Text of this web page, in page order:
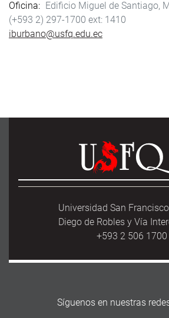
Oficina
Edificio Miguel de Santiago,
(+593 2) 297-1700
1410
iburbano@usfq.edu.ec
Universidad San
Diego de Robles y Vía
+593 2 506 1700
Síguenos en nuestras